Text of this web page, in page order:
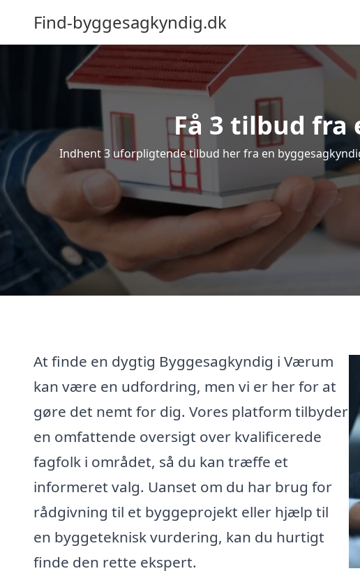
Find-byggesagkyndig.dk
Få 3 tilbud fra
Indhent 3 uforpligtende tilbud her fra en
At finde en dygtig Byggesagkyndig i Værum
kan være en udfordring, men vi er her for at
gøre det nemt for dig. Vores platform tilbyder
en omfattende oversigt over kvalificerede
fagfolk i området, så du kan træffe et
informeret valg. Uanset om du har brug for
rådgivning til et byggeprojekt eller hjælp til
en byggeteknisk vurdering, kan du hurtigt
finde den rette ekspert.